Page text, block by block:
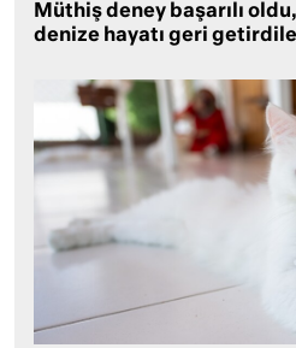
Müthiş deney başarılı
denize hayatı geri